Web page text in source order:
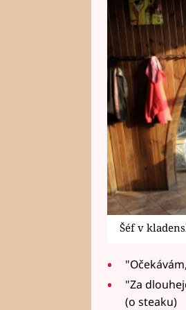
Šéf v
"Za
(o steaku)